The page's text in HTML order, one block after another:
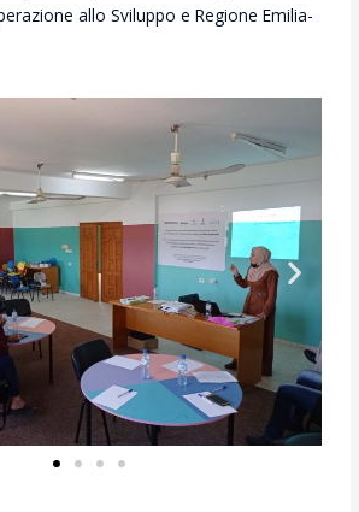
allo Sviluppo e Regione Emilia-